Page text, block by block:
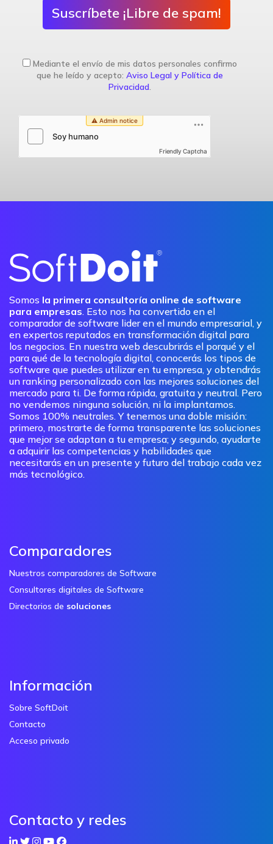
Suscríbete ¡Libre de spam!
Mediante el envío de mis datos personales confirmo
que he leído y acepto: Aviso Legal y Política de
Privacidad.
Friendly Captcha
Somos la primera consultoría online de software
para empresas. Esto nos ha convertido en el
comparador de software lider en el mundo empresarial, y
en expertos reputados en transformación digital para
los negocios. En nuestra web descubrirás el porqué y el
para qué de la tecnología digital, conocerás los tipos de
software que puedes utilizar en tu empresa, y obtendrás
un ranking personalizado con las mejores soluciones del
mercado para ti. De forma rápida, gratuita y neutral. Pero
no vendemos ninguna solución, ni la implantamos.
Somos 100% neutrales. Y tenemos una doble misión:
primero, mostrarte de forma transparente las soluciones
que mejor se adaptan a tu empresa; y segundo, ayudarte
a adquirir las competencias y habilidades que
necesitarás en un presente y futuro del trabajo cada vez
más tecnológico.
Comparadores
Nuestros comparadores de Software
Consultores digitales de Software
Directorios de soluciones
Información
Sobre SoftDoit
Contacto
Acceso privado
Contacto y redes